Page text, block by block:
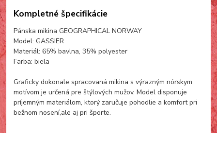
Kompletné špecifikácie
Pánska mikina GEOGRAPHICAL NORWAY
Model: GASSIER
Materiál: 65% bavlna, 35% polyester
Farba: biela
Graficky dokonale spracovaná mikina s výrazným nórskym
motívom je určená pre štýlových mužov. Model disponuje
príjemným materiálom, ktorý zaručuje pohodlie a komfort pri
bežnom nosení,ale aj pri športe.